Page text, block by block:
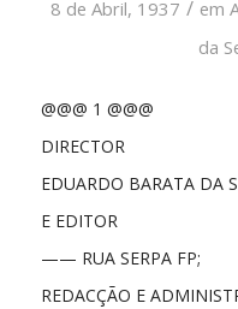
8 de Abril, 1937 / em
da
@@@ 1 @@@
DIRECTOR
EDUARDO BARATA DA
E EDITOR
—— RUA SERPA FP;
REDACÇÃO E